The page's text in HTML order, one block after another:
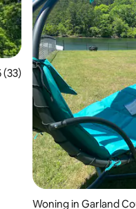
beoordeling van 5
(33)
Woning in Garland